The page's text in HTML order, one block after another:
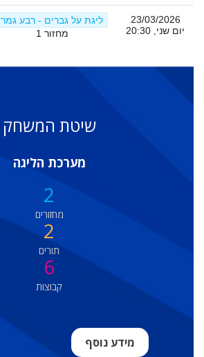
ליגת על גברים - רבע גמר
מחזור 1
23/03/2026
יום שני, 20:30
שיטת המשחק
מערכת הליגה
2
מחזורים
2
תורים
6
קבוצות
מידע נוסף